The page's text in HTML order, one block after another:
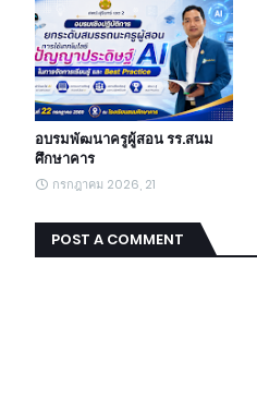
อบรมพัฒนาครูผู้สอน รร.สนม
ศึกษาคาร
กรกฎาคม 2026, 21
POST A COMMENT